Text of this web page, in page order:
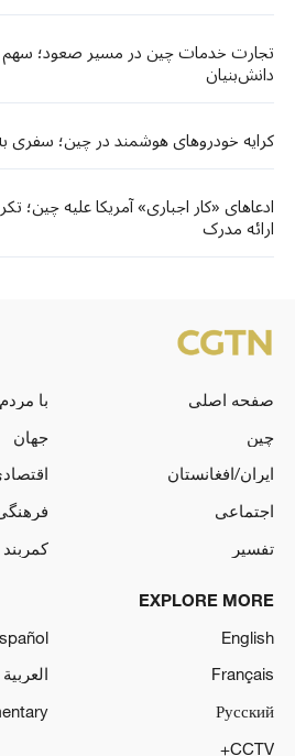
تجارت خدمات چین در مسیر صعود؛ سهم
دانش‌بنیان
کرایه خودروهای هوشمند در چین؛ سفری
ادعاهای «کار اجباری» آمریکا علیه چین؛
ارائه مدرک
صفحه اصلی
با مردم
چین
جهان
ایران/افغانستان
اجتماعی
تفسیر
EXPLORE MORE
English
Français
العربية
Русский
CCTV+